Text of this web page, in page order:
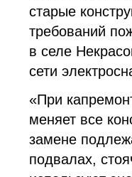
старые
требований
в селе
сети
«При
меняет все
замене
подвалах,